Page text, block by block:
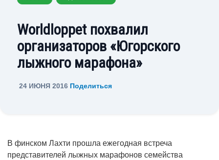
Worldloppet похвалил
организаторов «Югорского
лыжного марафона»
24 ИЮНЯ 2016 Поделиться
В финском Лахти прошла ежегодная встреча
представителей лыжных марафонов семейства